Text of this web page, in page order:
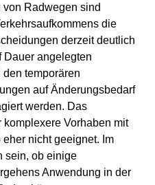
von Radwegen sind
die
derzeit deutlich
Dauer angelegten
temporären
auf Änderungsbedarf
werden. Das
komplexere Vorhaben mit
nicht geeignet. Im
sein, ob einige
Anwendung in der